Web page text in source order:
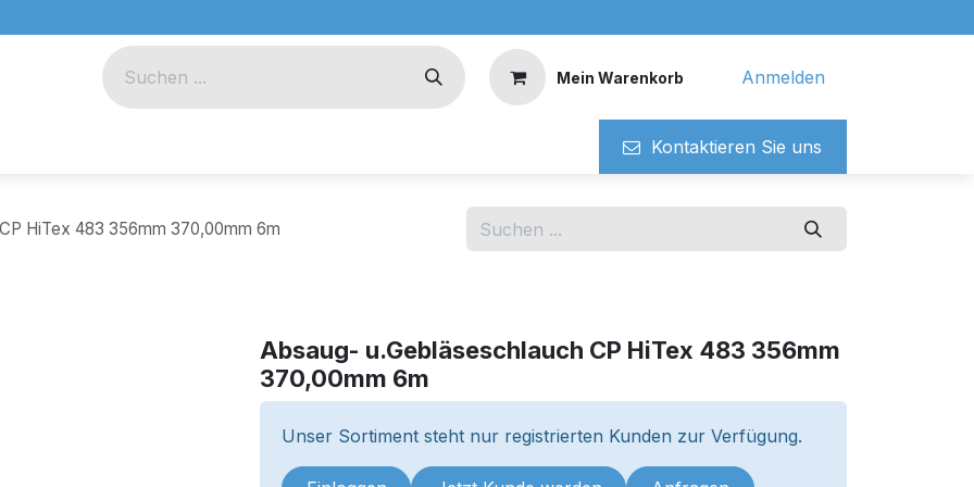
Mein Warenkorb Anmelden
Kontaktieren ​​Si​​e uns
HiTex 483 356mm 370,00mm 6m
Absaug- u.Gebläseschlauch CP HiTex 483 356mm
370,00mm 6m
Unser Sortiment steht nur registrierten Kunden zur Verfügung.